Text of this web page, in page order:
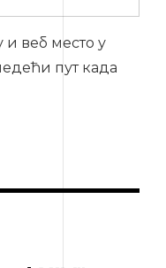
и веб место у
пут када